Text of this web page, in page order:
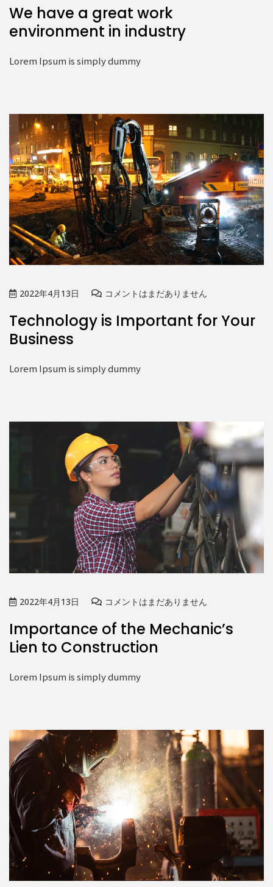
We have a great work
environment in industry
Lorem Ipsum is simply dummy
2022年4月13日 コメントはまだありません
Technology is Important for Your
Business
Lorem Ipsum is simply dummy
2022年4月13日 コメントはまだありません
Importance of the Mechanic’s
Lien to Construction
Lorem Ipsum is simply dummy